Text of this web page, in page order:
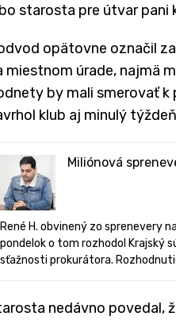
starosta pre útvar pani
opätovne označil
miestnom úrade, najmä
by mali smerovať k
klub aj minulý
Miliónová
René H. obvinený zo sprenevery
pondelok o tom rozhodol Krajský
sťažnosti prokurátora.
nedávno povedal,